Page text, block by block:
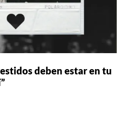
deben estar en tu